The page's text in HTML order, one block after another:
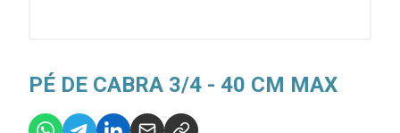
PÉ DE CABRA 3/4 - 40 CM MAX